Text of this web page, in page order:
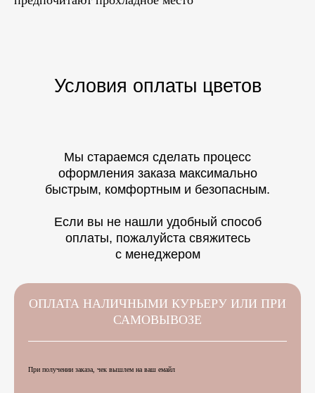
Условия оплаты цветов
Мы стараемся сделать процесс
оформления заказа максимально
быстрым, комфортным и безопасным.
Если вы не нашли удобный способ
оплаты, пожалуйста свяжитесь
с менеджером
ОПЛАТА НАЛИЧНЫМИ КУРЬЕРУ ИЛИ ПРИ
САМОВЫВОЗЕ
При получении заказа, чек вышлем на ваш емайл